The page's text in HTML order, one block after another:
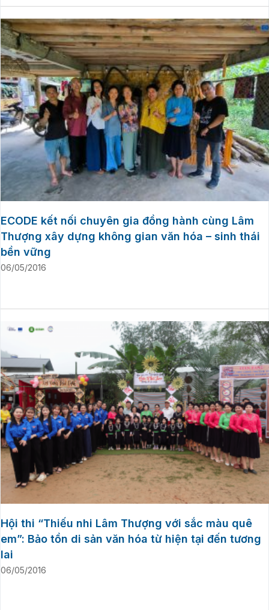
ECODE kết nối chuyên gia đồng hành cùng Lâm
Thượng xây dựng không gian văn hóa – sinh thái
bền vững
06/05/2016
Hội thi “Thiếu nhi Lâm Thượng với sắc màu quê
em”: Bảo tồn di sản văn hóa từ hiện tại đến tương
lai
06/05/2016